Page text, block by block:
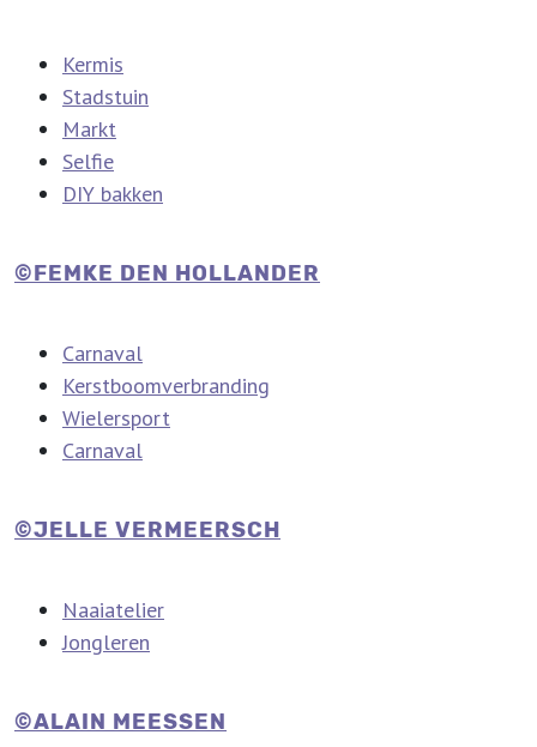
Kermis
Stadstuin
Markt
Selfie
DIY bakken
©FEMKE DEN HOLLANDER
Carnaval
Kerstboomverbranding
Wielersport
Carnaval
©JELLE VERMEERSCH
Naaiatelier
Jongleren
©ALAIN MEESSEN